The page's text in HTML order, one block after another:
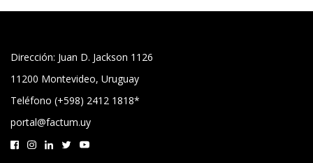
Dirección: Juan D. Jackson 1126
11200 Montevideo, Uruguay
Teléfono (+598) 2412 1818*
portal@factum.uy